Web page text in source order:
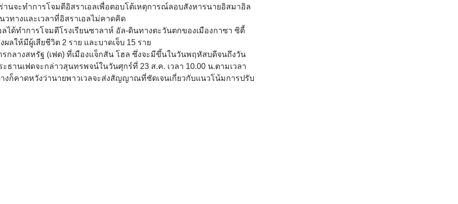
านจะทำการโจมตีอิสราเอลเพื่อตอบโต้เหตุการณ์ลอบสังหารนายอิสมาอิล
วทางและเวลาที่อิสราเอลไม่คาดคิด
ลได้ทำการโจมตีโรงเรียนซาลาห์ อัล-ดินทางตะวันตกของเมืองกาซา ซิตี้
ให้มีผู้เสียชีวิต 2 ราย และบาดเจ็บ 15 ราย
กลางสหรัฐ (เฟด) ที่เมืองแจ็กสัน โฮล ซึ่งจะมีขึ้นในวันพฤหัสบดีจนถึงวัน
ะธานเฟดจะกล่าวสุนทรพจน์ในวันศุกร์ที่ 23 ส.ค. เวลา 10.00 น.ตามเวลา
งก็คาดหวังว่านายพาวเวลจะส่งสัญญาณที่ชัดเจนเกี่ยวกับแนวโน้มการปรับ